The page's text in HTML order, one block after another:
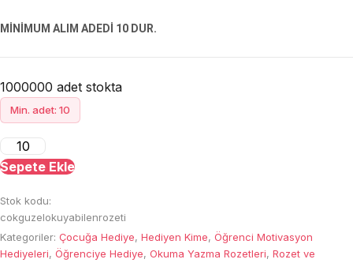
MİNİMUM ALIM ADEDİ 10 DUR.
1000000 adet stokta
Min. adet: 10
Çok
Güzel
Rozeti
adet
Sepete Ekle
Stok kodu:
cokguzelokuyabilenrozeti
Kategoriler: Çocuğa Hediye, Hediyen Kime, Öğrenci Motivasyon
Hediyeleri, Öğrenciye Hediye, Okuma Yazma Rozetleri, Rozet ve